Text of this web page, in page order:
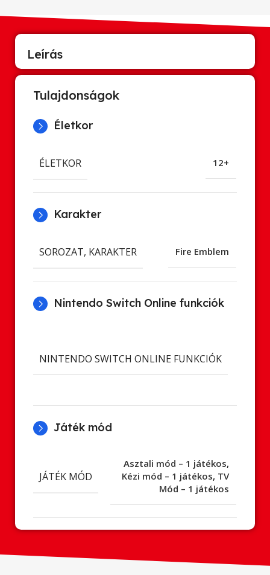
Leírás
Tulajdonságok
Életkor
ÉLETKOR 12+
Karakter
SOROZAT, KARAKTER Fire Emblem
Nintendo Switch Online funkciók
NINTENDO SWITCH ONLINE FUNKCIÓK
Játék mód
JÁTÉK MÓD
Asztali mód – 1 játékos,
Kézi mód – 1 játékos, TV
Mód – 1 játékos